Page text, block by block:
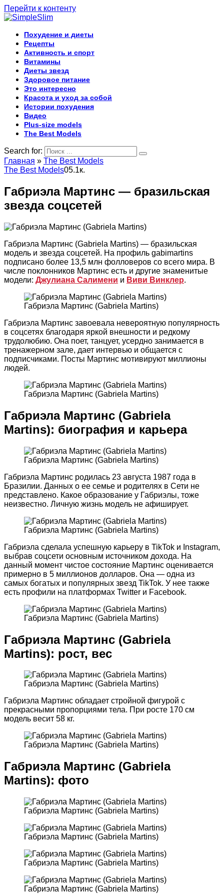
Перейти к контенту
Похудение и диеты
Рецепты
Активность и спорт
Витамины
Диеты звезд
Здоровое питание
Это интересно
Красота и уход за собой
Истории похудения
Видео
Plus-size models
The Best Models
Search for:
Главная » The Best Models
The Best Models05.1к.
Габриэла Мартинс — бразильская
звезда соцсетей
Габриэла Мартинс (Gabriela Martins) — бразильская
модель и звезда соцсетей. На профиль gabimartins
подписано более 13,5 млн фолловеров со всего мира. В
числе поклонников Мартинс есть и другие знаменитые
модели: Джулиана Салимени и Виви Винклер.
Габриэла Мартинс (Gabriela Martins)
Габриэла Мартинс завоевала невероятную популярность
в соцсетях благодаря яркой внешности и редкому
трудолюбию. Она поет, танцует, усердно занимается в
тренажерном зале, дает интервью и общается с
подписчиками. Посты Мартинс мотивируют миллионы
людей.
Габриэла Мартинс (Gabriela Martins)
Габриэла Мартинс (Gabriela
Martins): биография и карьера
Габриэла Мартинс (Gabriela Martins)
Габриэла Мартинс родилась 23 августа 1987 года в
Бразилии. Данных о ее семье и родителях в Сети не
представлено. Какое образование у Габриэлы, тоже
неизвестно. Личную жизнь модель не афиширует.
Габриэла Мартинс (Gabriela Martins)
Габриэла сделала успешную карьеру в TikTok и Instagram,
выбрав соцсети основным источником дохода. На
данный момент чистое состояние Мартинс оценивается
примерно в 5 миллионов долларов. Она — одна из
самых богатых и популярных звезд TikTok. У нее также
есть профили на платформах Twitter и Facebook.
Габриэла Мартинс (Gabriela Martins)
Габриэла Мартинс (Gabriela
Martins): рост, вес
Габриэла Мартинс (Gabriela Martins)
Габриэла Мартинс обладает стройной фигурой с
прекрасными пропорциями тела. При росте 170 см
модель весит 58 кг.
Габриэла Мартинс (Gabriela Martins)
Габриэла Мартинс (Gabriela
Martins): фото
Габриэла Мартинс (Gabriela Martins)
Габриэла Мартинс (Gabriela Martins)
Габриэла Мартинс (Gabriela Martins)
Габриэла Мартинс (Gabriela Martins)